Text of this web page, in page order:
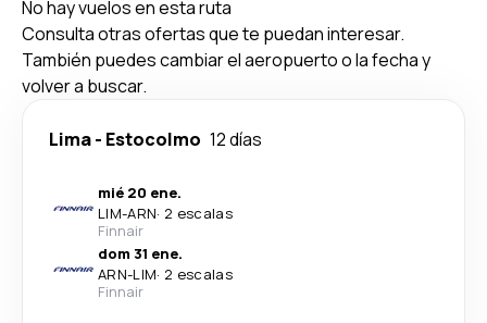
No hay vuelos en esta ruta
Consulta otras ofertas que te puedan interesar.
También puedes cambiar el aeropuerto o la fecha y
volver a buscar.
Lima- Estocolmo 12 días
mié 20 ene.
LIM-ARN· 2 escalas
Finnair
dom 31 ene.
ARN-LIM· 2 escalas
Finnair